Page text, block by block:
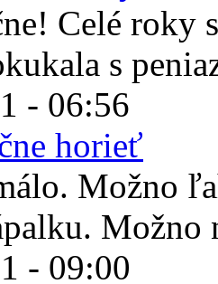
Celé roky
s
- 06:56
horieť
Možno
Možno
- 09:00